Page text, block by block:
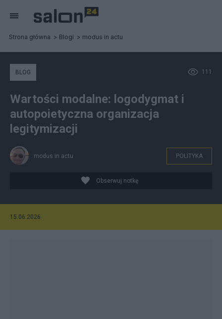
Strona główna Blogi modus in actu
111
BLOG
Wartości modalne: logodygmat i
autopoietyczna organizacja
legitymizacji
modus in actu POLITYKA
Obserwuj notkę
15.06.2026